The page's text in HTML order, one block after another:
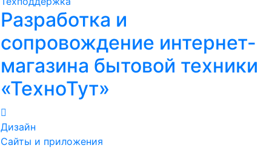
Разработка и
сопровождение интернет-
магазина бытовой техники
«ТехноТут»
Дизайн
Сайты и приложения